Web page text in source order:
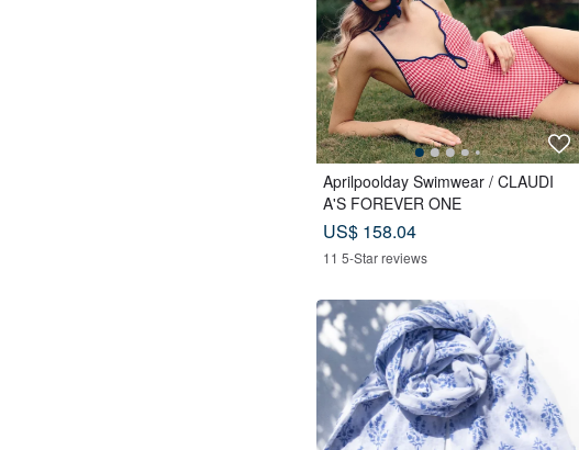
Aprilpoolday Swimwear / CLAUDI
A'S FOREVER ONE
US$ 158.04
11 5-Star reviews